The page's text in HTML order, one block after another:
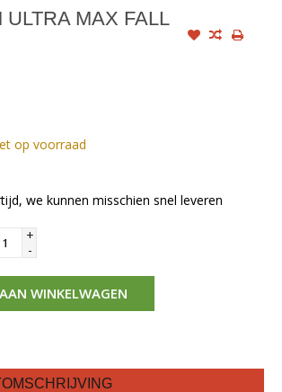
ULTRA MAX FALL
op voorraad
we kunnen misschien snel leveren
+
-
WINKELWAGEN